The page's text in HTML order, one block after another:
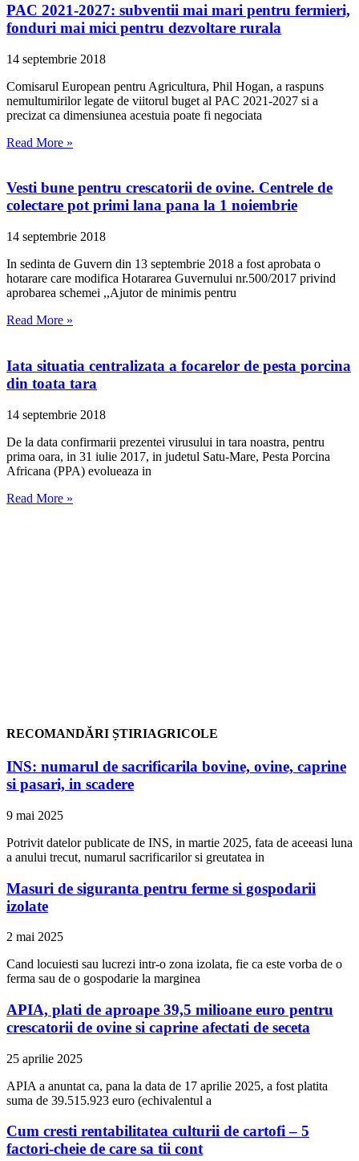
PAC 2021-2027: subventii mai mari pentru fermieri,
fonduri mai mici pentru dezvoltare rurala
14 septembrie 2018
Comisarul European pentru Agricultura, Phil Hogan, a raspuns
nemultumirilor legate de viitorul buget al PAC 2021-2027 si a
precizat ca dimensiunea acestuia poate fi negociata
Read More »
Vesti bune pentru crescatorii de ovine. Centrele de
colectare pot primi lana pana la 1 noiembrie
14 septembrie 2018
In sedinta de Guvern din 13 septembrie 2018 a fost aprobata o
hotarare care modifica Hotararea Guvernului nr.500/2017 privind
aprobarea schemei ,,Ajutor de minimis pentru
Read More »
Iata situatia centralizata a focarelor de pesta porcina
din toata tara
14 septembrie 2018
De la data confirmarii prezentei virusului in tara noastra, pentru
prima oara, in 31 iulie 2017, in judetul Satu-Mare, Pesta Porcina
Africana (PPA) evolueaza in
Read More »
RECOMANDĂRI ȘTIRIAGRICOLE
INS: numarul de sacrificarila bovine, ovine, caprine
si pasari, in scadere
9 mai 2025
Potrivit datelor publicate de INS, in martie 2025, fata de aceeasi luna
a anului trecut, numarul sacrificarilor si greutatea in
Masuri de siguranta pentru ferme si gospodarii
izolate
2 mai 2025
Cand locuiesti sau lucrezi intr-o zona izolata, fie ca este vorba de o
ferma sau de o gospodarie la marginea
APIA, plati de aproape 39,5 milioane euro pentru
crescatorii de ovine si caprine afectati de seceta
25 aprilie 2025
APIA a anuntat ca, pana la data de 17 aprilie 2025, a fost platita
suma de 39.515.923 euro (echivalentul a
Cum cresti rentabilitatea culturii de cartofi – 5
factori-cheie de care sa tii cont